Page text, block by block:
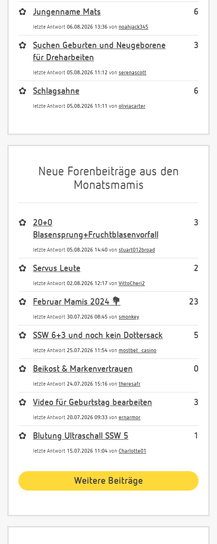
6
✿ Jungenname Mats
letzte Antwort 06.08.2026 13:36 von noahjack345
3
✿
Suchen Geburten und Neugeborene
für Dreharbeiten
letzte Antwort 05.08.2026 11:12 von serenascott
6
✿ Schlagsahne
letzte Antwort 05.08.2026 11:11 von oliviacarter
Neue Forenbeiträge aus den
Monatsmamis
3
✿
20+0
Blasensprung+Fruchtblasenvorfall
letzte Antwort 05.08.2026 14:40 von stuart012broad
2
✿ Servus Leute
letzte Antwort 02.08.2026 12:17 von VittoCheri2
23
✿ Februar Mamis 2024 💐
letzte Antwort 30.07.2026 08:45 von smonkey
5
✿ SSW 6+3 und noch kein Dottersack
letzte Antwort 25.07.2026 11:54 von mostbet_casino
0
✿ Beikost & Markenvertrauen
letzte Antwort 24.07.2026 15:16 von theresafr
3
✿ Video für Geburtstag bearbeiten
letzte Antwort 20.07.2026 09:33 von ernarmor
1
✿ Blutung Ultraschall SSW 5
letzte Antwort 15.07.2026 11:04 von Charlotte01
Weitere Beiträge